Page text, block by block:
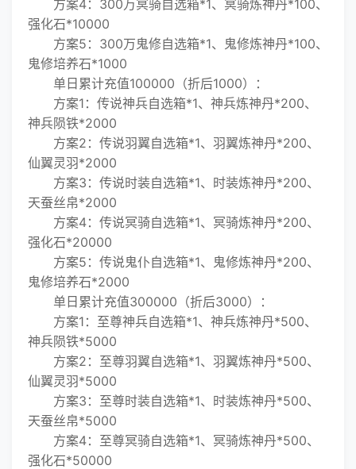
方案4：300万冥骑自选箱*1、冥骑炼神丹*100、
强化石*10000
方案5：300万鬼修自选箱*1、鬼修炼神丹*100、
鬼修培养石*1000
单日累计充值100000（折后1000）：
方案1：传说神兵自选箱*1、神兵炼神丹*200、
神兵陨铁*2000
方案2：传说羽翼自选箱*1、羽翼炼神丹*200、
仙翼灵羽*2000
方案3：传说时装自选箱*1、时装炼神丹*200、
天蚕丝帛*2000
方案4：传说冥骑自选箱*1、冥骑炼神丹*200、
强化石*20000
方案5：传说鬼仆自选箱*1、鬼修炼神丹*200、
鬼修培养石*2000
单日累计充值300000（折后3000）：
方案1：至尊神兵自选箱*1、神兵炼神丹*500、
神兵陨铁*5000
方案2：至尊羽翼自选箱*1、羽翼炼神丹*500、
仙翼灵羽*5000
方案3：至尊时装自选箱*1、时装炼神丹*500、
天蚕丝帛*5000
方案4：至尊冥骑自选箱*1、冥骑炼神丹*500、
强化石*50000